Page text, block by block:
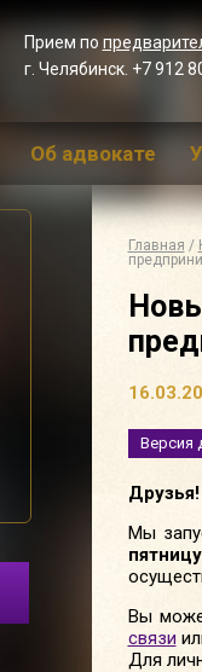
Прием по
г. Челябинск. +7 912
Об адвокате
Главная /
Версия
Друзья!
Мы
пятницу
Вы
связи
Для